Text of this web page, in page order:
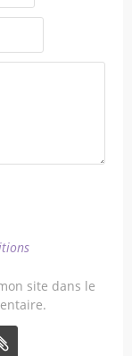
site dans le